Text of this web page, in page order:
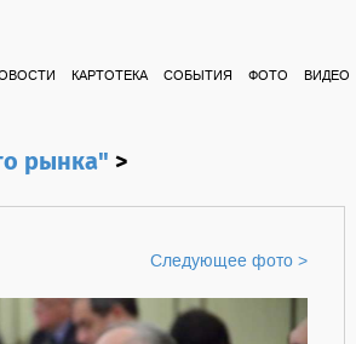
КАРТОТЕКА СОБЫТИЯ ФОТО ВИДЕО
рынка">
Следующее фото >